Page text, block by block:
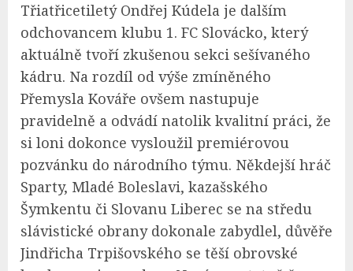
Třiatřicetiletý Ondřej Kúdela je dalším
odchovancem klubu 1. FC Slovácko, který
aktuálně tvoří zkušenou sekci sešívaného
kádru. Na rozdíl od výše zmíněného
Přemysla Kováře ovšem nastupuje
pravidelně a odvádí natolik kvalitní práci, že
si loni dokonce vysloužil premiérovou
pozvánku do národního týmu. Někdejší hráč
Sparty, Mladé Boleslavi, kazašského
Šymkentu či Slovanu Liberec se na středu
slávistické obrany dokonale zabydlel, důvěře
Jindřicha Trpišovského se těší obrovské